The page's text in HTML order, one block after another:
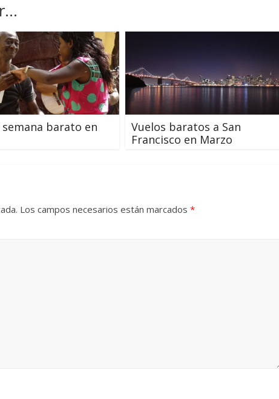
semana barato en
Vuelos baratos a San
Francisco en Marzo
Los campos necesarios están marcados *